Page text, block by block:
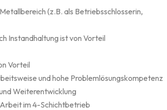
(z.B. als Betriebsschlosserin,
Instandhaltung ist von Vorteil
Vorteil
und hohe Problemlösungskompetenz
Weiterentwicklung
im 4-Schichtbetrieb